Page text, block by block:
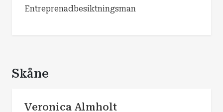
Entreprenadbesiktningsman
Skåne
Veronica Almholt